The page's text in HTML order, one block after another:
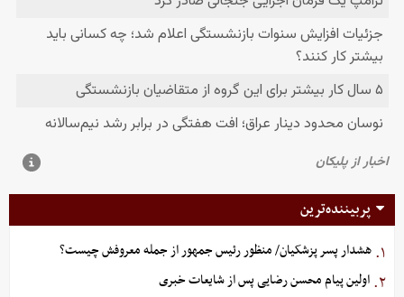
پربیننده‌ترین
۱. هشدار پسر پزشکیان/ منظور رئیس جمهور از جمله معروفش چیست؟
۲. اولین پیام محسن رضایی پس از شایعات خبری